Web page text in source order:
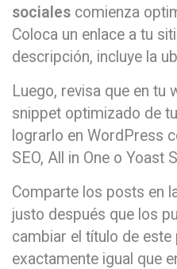
sociales comienza
Coloca un enlace a tu
descripción, incluye la
Luego, revisa que en tu
snippet optimizado de
lograrlo en WordPress
SEO, All in One o Yoast
Comparte los posts en
justo después que los
cambiar el título de este
exactamente igual que